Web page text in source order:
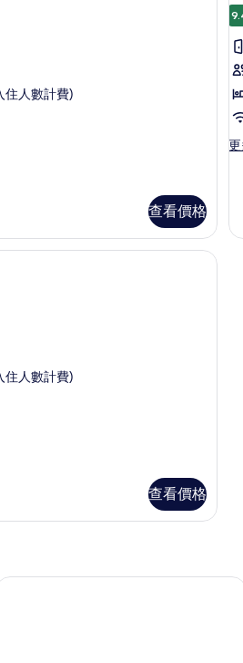
住人數計費)
查看價格
更
房
的
豪華雙人房 | 高級寢具、客房內保險
住人數計費)
查看價格
蒙特蘭杜德諾飯店